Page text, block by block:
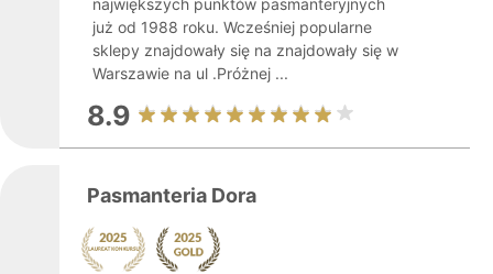
największych punktów pasmanteryjnych
już od 1988 roku. Wcześniej popularne
sklepy znajdowały się na znajdowały się w
Warszawie na ul .Próżnej ...
8.9
Pasmanteria Dora